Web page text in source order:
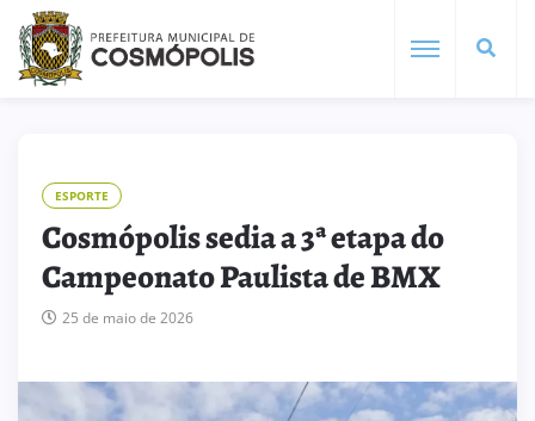
ESPORTE
Cosmópolis sedia a 3ª etapa do
Campeonato Paulista de BMX
25 de maio de 2026